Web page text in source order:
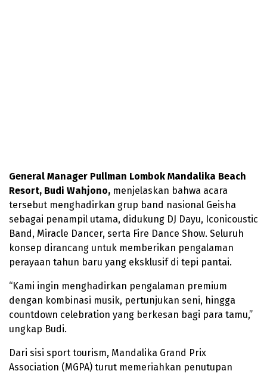
General Manager Pullman Lombok Mandalika Beach
Resort, Budi Wahjono, menjelaskan bahwa acara
tersebut menghadirkan grup band nasional Geisha
sebagai penampil utama, didukung DJ Dayu, Iconicoustic
Band, Miracle Dancer, serta Fire Dance Show. Seluruh
konsep dirancang untuk memberikan pengalaman
perayaan tahun baru yang eksklusif di tepi pantai.
“Kami ingin menghadirkan pengalaman premium
dengan kombinasi musik, pertunjukan seni, hingga
countdown celebration yang berkesan bagi para tamu,”
ungkap Budi.
Dari sisi sport tourism, Mandalika Grand Prix
Association (MGPA) turut memeriahkan penutupan